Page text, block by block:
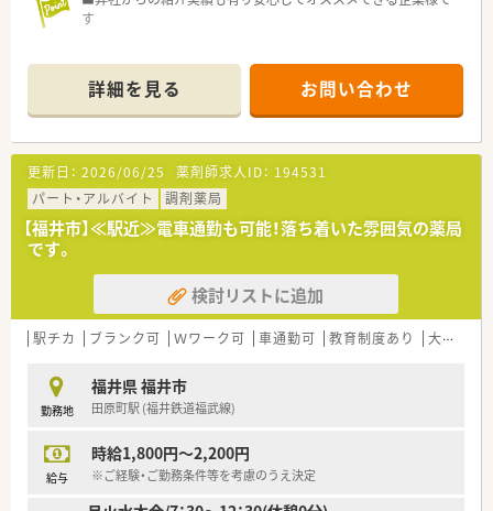
す
詳細を見る お問い合わせ
更新日： 2026/06/25 薬剤師求人ID： 194531
パート・アルバイト
調剤薬局
【福井市】≪駅近≫電車通勤も可能！落ち着いた雰囲気の薬局
です。
検討リストに追加
駅チカ ブランク可 Ｗワーク可 車通勤可 教育制度あり 大手チェーン以外
勤務地
福井県 福井市
田原町駅 (福井鉄道福武線)
給与
時給1,800円～2,200円
※ご経験・ご勤務条件等を考慮のうえ決定